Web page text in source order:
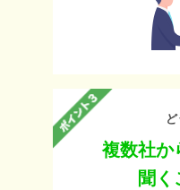
複数社か
聞く